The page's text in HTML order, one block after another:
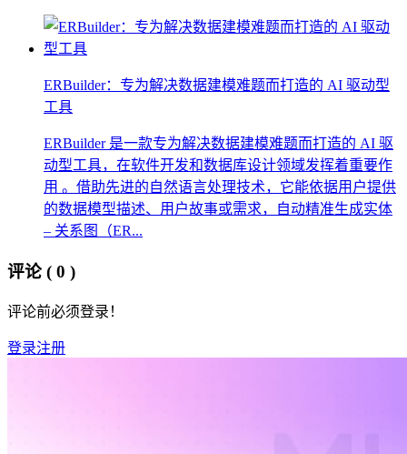
ERBuilder：专为解决数据建模难题而打造的 AI 驱动型
工具
ERBuilder 是一款专为解决数据建模难题而打造的 AI 驱
动型工具，在软件开发和数据库设计领域发挥着重要作
用 。借助先进的自然语言处理技术，它能依据用户提供
的数据模型描述、用户故事或需求，自动精准生成实体
– 关系图（ER...
评论 ( 0 )
评论前必须登录！
登录注册